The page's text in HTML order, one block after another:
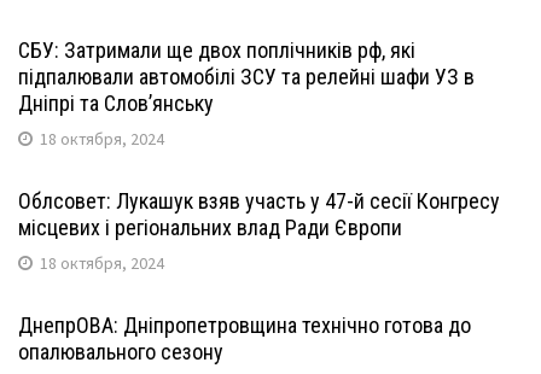
СБУ: Затримали ще двох поплічників рф, які
підпалювали автомобілі ЗСУ та релейні шафи УЗ в
Дніпрі та Слов’янську
18 октября, 2024
Облсовет: Лукашук взяв участь у 47-й сесії Конгресу
місцевих і регіональних влад Ради Європи
18 октября, 2024
ДнепрОВА: Дніпропетровщина технічно готова до
опалювального сезону